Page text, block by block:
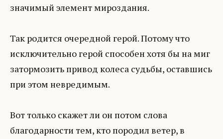
значимый элемент мироздания.
Так родится очередной герой. Потому что
исключительно герой способен хотя бы на миг
затормозить привод колеса судьбы, оставшись
при этом невредимым.
Вот только скажет ли он потом слова
благодарности тем, кто породил ветер, в